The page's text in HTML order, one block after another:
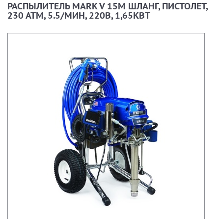
РАСПЫЛИТЕЛЬ MARK V 15М ШЛАНГ, ПИСТОЛЕТ,
230 АТМ, 5.5/МИН, 220В, 1,65КВТ